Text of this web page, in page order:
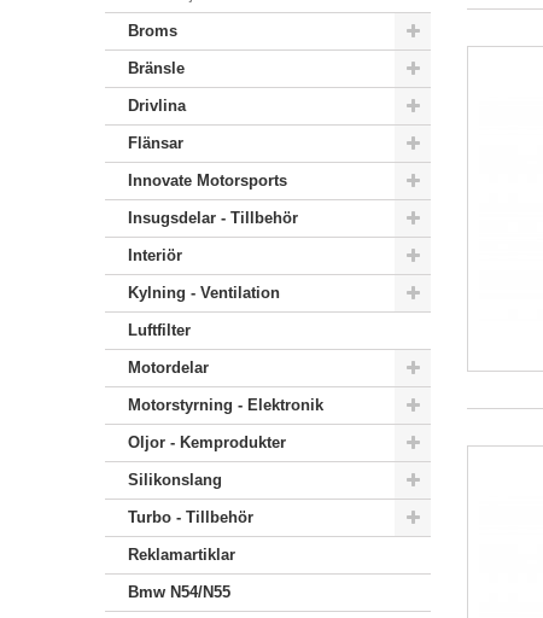
Broms
Bränsle
Drivlina
Flänsar
Innovate Motorsports
Insugsdelar - Tillbehör
Interiör
Kylning - Ventilation
Luftfilter
Motordelar
Motorstyrning - Elektronik
Oljor - Kemprodukter
Silikonslang
Turbo - Tillbehör
Reklamartiklar
Bmw N54/N55